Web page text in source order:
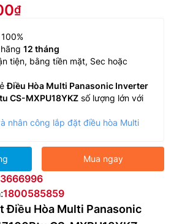
12 tháng
tiện, bằng tiền mặt, Sec hoặc
Điều Hòa Multi Panasonic Inverter
CS-MXPU18YKZ số lượng lớn với
nhân công lắp đặt điều hòa Multi
Mua ngay
1800585859
Điều Hòa Multi Panasonic